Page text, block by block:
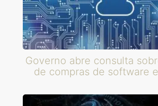
Governo abre consulta
de compras de software